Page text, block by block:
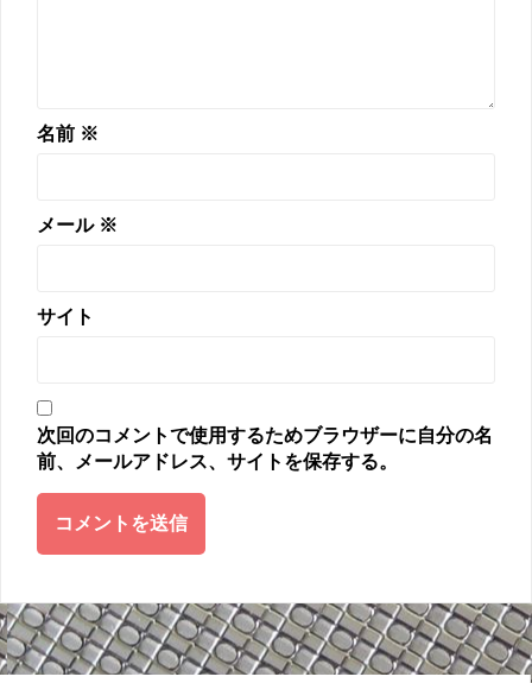
名前 ※
メール ※
サイト
次回のコメントで使用するためブラウザーに自分の名
前、メールアドレス、サイトを保存する。